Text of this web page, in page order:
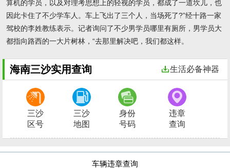
算机的学员，以及对理考思想上的轻视的学员，都成了一道坎儿，也
因此卡住了不少学车人。车上飞出了三个人，当场死了?”经十路一家
驾校的李姓教练表示。记者询问了不少男学员哪里有厕所，男学员大
都指向路西的一大片树林，“去那里解决吧，我们都这样。
海南三沙实用查询 生活必备神器
三沙
区号
三沙
地图
身份
号码
违章
查询
车辆违章查询